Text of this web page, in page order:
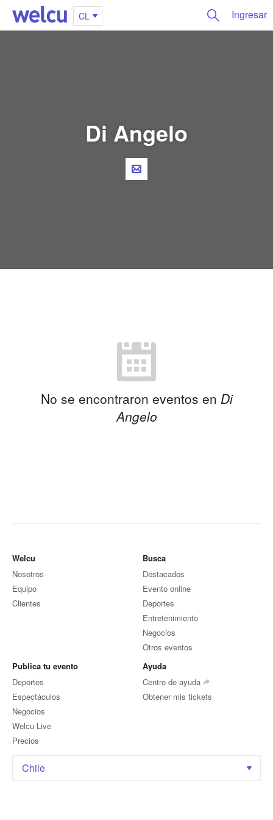
CL Ingresar
Di Angelo
No se encontraron eventos en Di
Angelo
Welcu
Nosotros
Equipo
Clientes
Busca
Destacados
Evento online
Deportes
Entretenimiento
Negocios
Otros eventos
Publica tu evento
Deportes
Espectáculos
Negocios
Welcu Live
Precios
Ayuda
Centro de ayuda
Obtener mis tickets
Chile